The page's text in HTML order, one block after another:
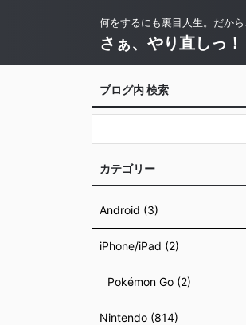
何をするにも裏目人生。だか
さぁ、やり直しっ！
ブログ内 検索
カテゴリー
Android (3)
iPhone/iPad (2)
Pokémon Go (2)
Nintendo (814)